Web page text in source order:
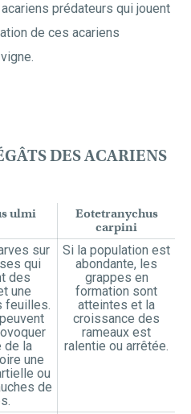
prédateurs qui jouent
de ces acariens
DES ACARIENS
ulmi
Eotetranychus
carpini
sur
qui
des
une
feuilles.
de la
une
ou
de
Si la population est
abondante, les
grappes en
formation sont
atteintes et la
croissance des
rameaux est
ralentie ou arrêtée.